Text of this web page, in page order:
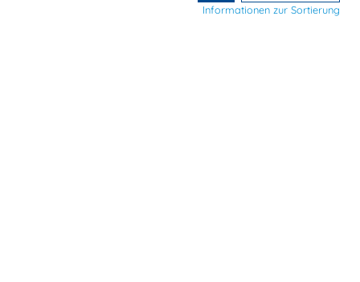
Informationen zur Sortierung